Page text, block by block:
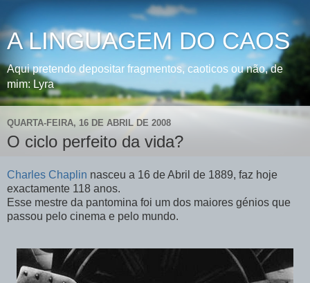
A LINGUAGEM DO CAOS
Aqui pretendo depositar fragmentos, caoticos ou não, de
mim: Lyra
QUARTA-FEIRA, 16 DE ABRIL DE 2008
O ciclo perfeito da vida?
Charles Chaplin nasceu a 16 de Abril de 1889, faz hoje
exactamente 118 anos.
Esse mestre da pantomina foi um dos maiores génios que
passou pelo cinema e pelo mundo.